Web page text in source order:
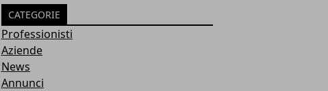
CATEGORIE
Professionisti
Aziende
News
Annunci